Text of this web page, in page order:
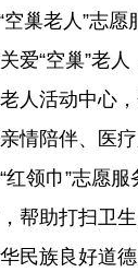
空巢老人”志
爱“空巢”老
人活动中心
情陪伴、医
领巾”志愿服
帮助打扫卫
民族良好道